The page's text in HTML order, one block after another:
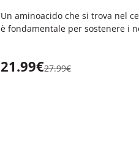
Un aminoacido che si trova nel
è fondamentale per sostenere i
21.99€27.99€